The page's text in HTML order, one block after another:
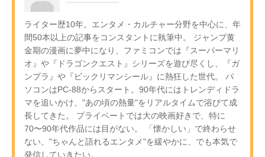
ライター歴10年。エンタメ・カルチャー分野を中心に、年
間50本以上の記事をコンスタントに執筆中。 ジャンプ黄
金期の漫画に夢中になり、ファミコンでは『スーパーマリ
オ』や『ドラゴンクエスト』シリーズを遊び尽くし、『ガ
ンプラ』や『ビックリマンシール』に熱狂した世代。 パ
ソコンはPC-88からスタート。90年代にはトレンディドラ
マを追いかけ、"あの頃の熱量"をリアルタイムで浴びて成
長してきた。 プライベートでは大の映画好きで、特に
70〜90年代作品には目がない。 「懐かしい」で終わらせ
ない、"ちゃんと語れるエンタメ"を緩やかに、でも本気で
発信していきたい。